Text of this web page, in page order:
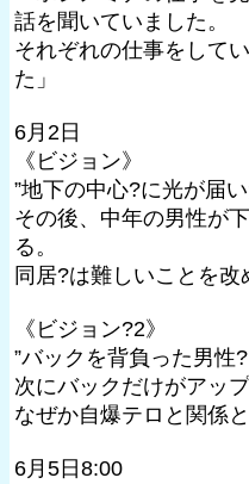
話を聞いていました。
それぞれの仕事をして
た」
6月2日
《ビジョン》
”地下の中心?に光が届
その後、中年の男性が
る。
同居?は難しいことを
《ビジョン?2》
”バックを背負った男性?
次にバックだけがアッ
なぜか自爆テロと関係と
6月5日8:00